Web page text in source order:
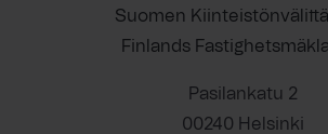
Suomen
Finlands
Pasilankatu 2
00240 Helsinki